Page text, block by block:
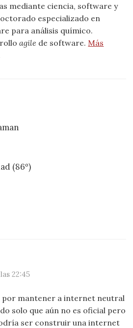
mediante ciencia, software y
especializado en
para análisis químico.
agile de software. Más
(86º)
22:45
por mantener a internet neutral
solo que aún no es oficial pero
ser construir una internet